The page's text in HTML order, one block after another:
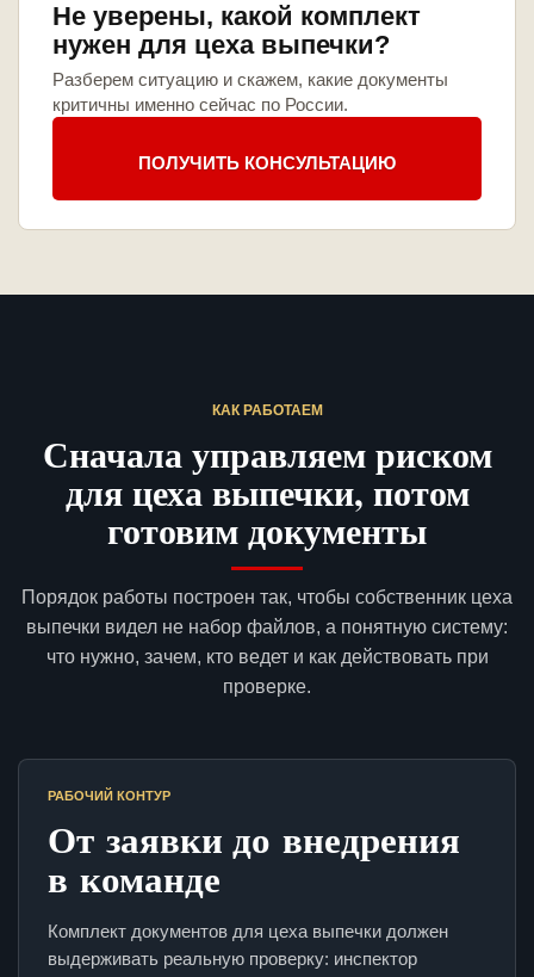
Не уверены, какой комплект
нужен для цеха выпечки?
Разберем ситуацию и скажем, какие документы
критичны именно сейчас по России.
ПОЛУЧИТЬ КОНСУЛЬТАЦИЮ
КАК РАБОТАЕМ
Сначала управляем риском
для цеха выпечки, потом
готовим документы
Порядок работы построен так, чтобы собственник цеха
выпечки видел не набор файлов, а понятную систему:
что нужно, зачем, кто ведет и как действовать при
проверке.
РАБОЧИЙ КОНТУР
От заявки до внедрения
в команде
Комплект документов для цеха выпечки должен
выдерживать реальную проверку: инспектор